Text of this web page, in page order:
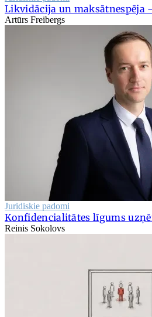
Likvidācija un maksātnespēja
Artūrs Freibergs
Juridiskie padomi
Konfidencialitātes līgums
Reinis Sokolovs